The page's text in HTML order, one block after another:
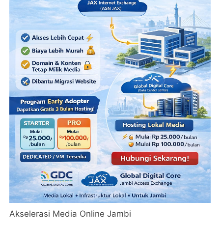
Akselerasi Media Online Jambi